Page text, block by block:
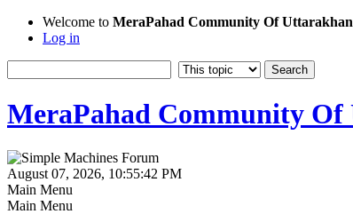
Welcome to MeraPahad Community Of
Log in
MeraPahad Community
August 07, 2026, 10:55:42 PM
Main Menu
Main Menu